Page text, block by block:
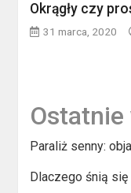
Okrągły czy
31 marca, 2020
Paraliż senny:
Dlaczego śnią